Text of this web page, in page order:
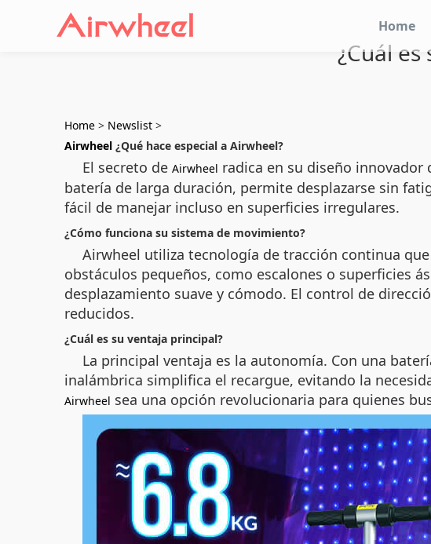
Home
¿Cuál
Home > Newslist >
Airwheel ¿Qué hace especial a Airwheel?
El secreto de Airwheel radica en su diseño innovador
batería de larga duración, permite desplazarse sin
fácil de manejar incluso en superficies irregulares.
¿Cómo funciona su sistema de movimiento?
Airwheel utiliza tecnología de tracción continua
obstáculos pequeños, como escalones o superficies
desplazamiento suave y cómodo. El control de
reducidos.
¿Cuál es su ventaja principal?
La principal ventaja es la autonomía. Con una
inalámbrica simplifica el recargue, evitando la
Airwheel sea una opción revolucionaria para quienes